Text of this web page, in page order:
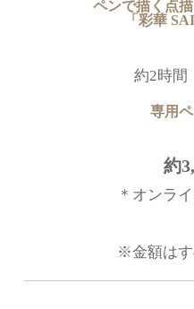
ペンで描く点
「彩華
約2時間
専用
約
＊オンラ
※金額は